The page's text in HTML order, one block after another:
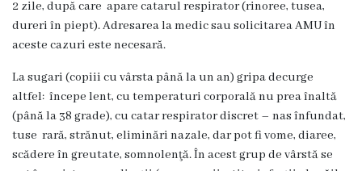
Secția
3
Secția
nr.
2 zile, după care apare catarul respirator (rinoree, tusea,
dureri în piept). Adresarea la medic sau solicitarea AMU în
aceste cazuri este necesară.
La sugari (copiii cu vârsta până la un an) gripa decurge
altfel: începe lent, cu temperaturi corporală nu prea înaltă
(până la 38 grade), cu catar respirator discret – nas înfundat,
tuse rară, strănut, eliminări nazale, dar pot fi vome, diaree,
scădere în greutate, somnolenţă. În acest grup de vârstă se